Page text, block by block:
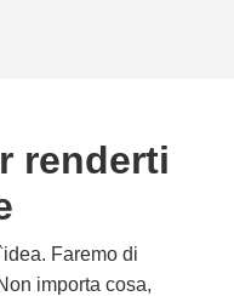
renderti
Faremo di
importa cosa,